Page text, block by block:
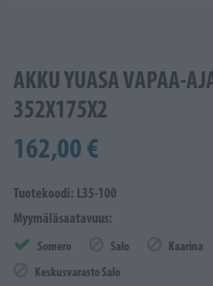
AKKU YUASA VAPAA-
352X175X2
162,00 €
Tuotekoodi: L35-100
Myymäläsaatavuus:
Somero Salo Kaarina
Keskusvarasto Salo